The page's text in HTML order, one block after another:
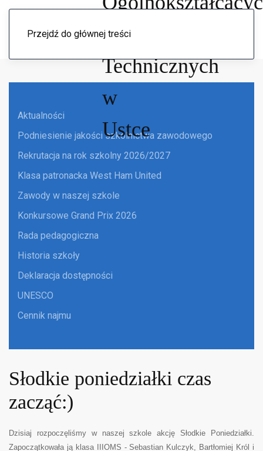
Przejdź do głównej treści
Menu
Aktualności
Podniesienie jakości szkolnictwa zawodowego
Rekrutacja na rok szkolny 2026/2027
Klasa patronacka West Ham United
Zawody w naszej szkole
Konkursowe Grand Prix 2026
Rada pedagogiczna
Historia szkoły
Deklaracja dostępności
UNESCO
Cennik najmu
Słodkie poniedziałki czas
zacząć:)
Dzisiaj rozpoczęliśmy w naszej szkole akcję Słodkie Poniedziałki.
Zapoczątkowała ją klasa IIIOMS - Sebastian Kulczyk, Bartłomiej Król i